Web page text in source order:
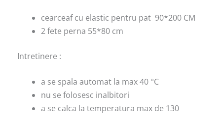
cearceaf cu elastic pentru pat 90*200 CM
2 fete perna 55*80 cm
Intretinere :
a se spala automat la max 40 °C
nu se folosesc inalbitori
a se calca la temperatura max de 130